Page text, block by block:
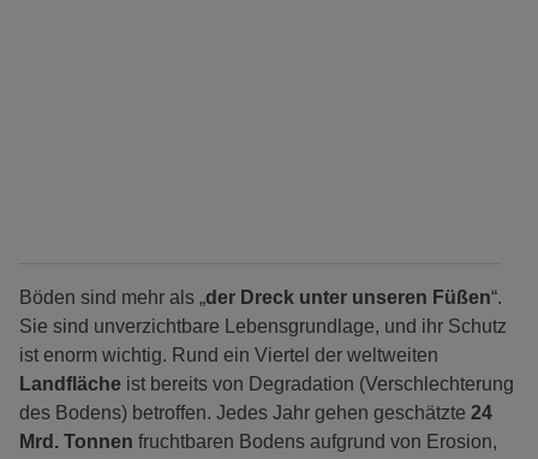
Böden sind mehr als „der Dreck unter unseren Füßen“.
Sie sind unverzichtbare Lebensgrundlage, und ihr Schutz
ist enorm wichtig. Rund ein Viertel der weltweiten
Landfläche ist bereits von Degradation (Verschlechterung
des Bodens) betroffen. Jedes Jahr gehen geschätzte 24
Mrd. Tonnen fruchtbaren Bodens aufgrund von Erosion,